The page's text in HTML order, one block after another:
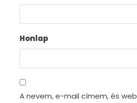
Honlap
A nevem, e-mail címem, és